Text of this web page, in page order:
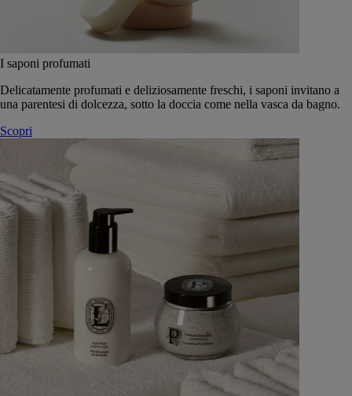
I saponi profumati
Delicatamente profumati e deliziosamente freschi, i saponi invitano a
una parentesi di dolcezza, sotto la doccia come nella vasca da bagno.
Scopri